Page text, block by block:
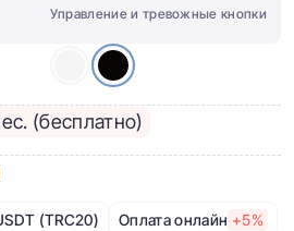
Управление и тревожные кнопки
(бесплатно)
(TRC20) Оплата онлайн +5%